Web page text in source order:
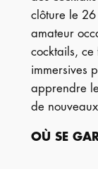
clôture le 26
amateur
cocktails, ce
immersives
apprendre
de
OÙ SE